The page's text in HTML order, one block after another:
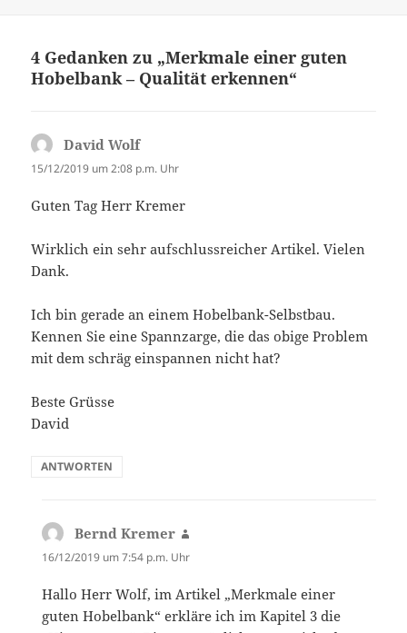
4 Gedanken zu „Merkmale einer guten
Hobelbank – Qualität erkennen“
David Wolfsagt:
15/12/2019 um 2:08 p.m. Uhr
Guten Tag Herr Kremer
Wirklich ein sehr aufschlussreicher Artikel. Vielen
Dank.
Ich bin gerade an einem Hobelbank-Selbstbau.
Kennen Sie eine Spannzarge, die das obige Problem
mit dem schräg einspannen nicht hat?
Beste Grüsse
David
ANTWORTEN
Bernd Kremer
16/12/2019 um 7:54 p.m. Uhr
Hallo Herr Wolf, im Artikel „Merkmale einer
guten Hobelbank“ erkläre ich im Kapitel 3 die